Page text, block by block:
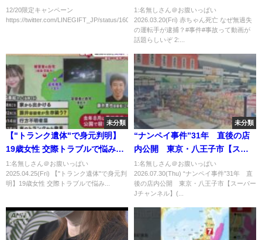
当たる！12/20まで
12/20限定キャンペーン
https://twitter.com/LINEGIFT_JP/status/160485407660843008...
1:名無しさん＠お腹いっぱい
2026.03.20(Fri) 赤ちゃん死亡 なぜ無過失
の運転手が逮捕？#事件#事故って動画が
話題らしいぞ 2:...
未分類
【"トランク遺体"で身元判明】
19歳女性 交際トラブルで悩み
愛知・一宮市
1:名無しさん＠お腹いっぱい
2025.04.25(Fri) 【"トランク遺体"で身元判
明】19歳女性 交際トラブルで悩み...
未分類
“ナンペイ事件”31年 直後の店
内公開 東京・八王子市【スー
パーJチャンネル】(2026年7月30
日)
1:名無しさん＠お腹いっぱい
2026.07.30(Thu) “ナンペイ事件”31年 直
後の店内公開 東京・八王子市【スーパー
Jチャンネル】(...